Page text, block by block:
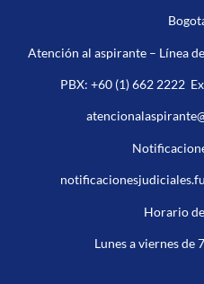
Atención al aspirante – Línea
PBX: +60 (1) 662 2222
Horario
Lunes a viernes de